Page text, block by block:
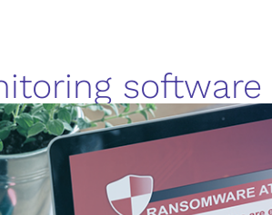
software